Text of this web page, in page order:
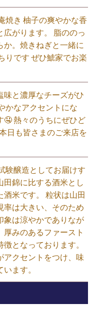
焼き 柚子の爽やかな香
広がります。 脂ののっ
か。焼きねぎと一緒に
りです ぜひ鯱家でお楽
味と濃厚なチーズがひ
かなアクセントにな
🤤 熱々のうちにぜひど
日も皆さまのご来店を
験醸造としてお届けす
田錦に比する酒米とし
米です。 粒状は山田
率は大きい、そのため
象は涼やかでありなが
みのあるファースト
となっております。
アクセントをつけ、味
ます。⁡